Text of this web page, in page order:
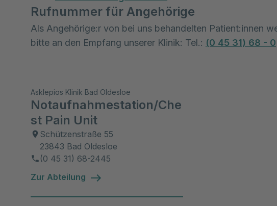
Rufnummer für Angehörige
Als Angehörige:r von bei uns behandelten Patient:innen
bitte an den Empfang unserer Klinik: Tel.: (0 45 31) 68 - 0
Asklepios Klinik Bad Oldesloe
Notaufnahmestation/Che
st Pain Unit
Schützenstraße 55
23843 Bad Oldesloe
(0 45 31) 68-2445
Zur Abteilung